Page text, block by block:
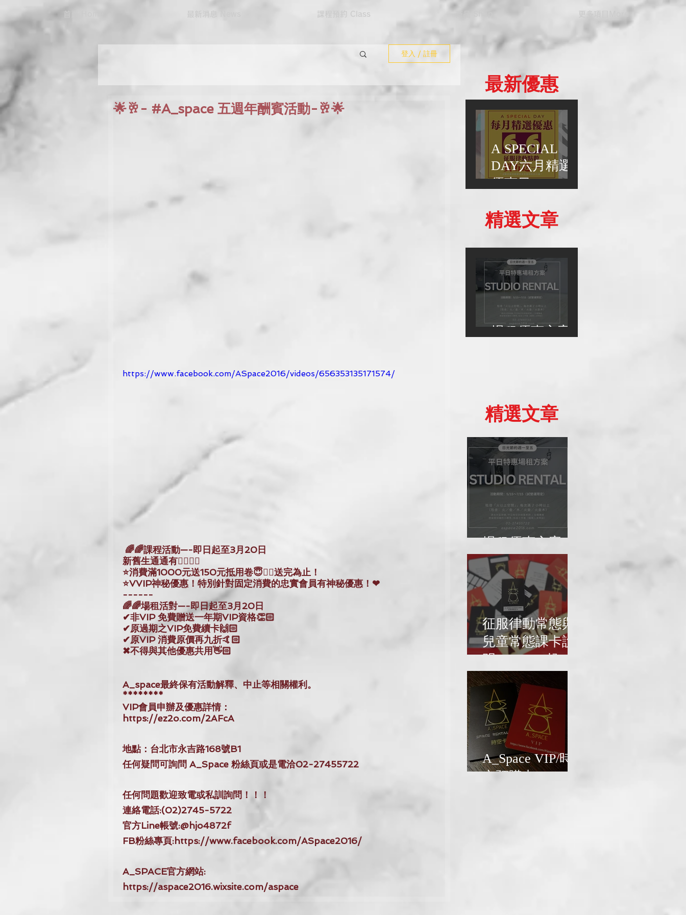
課程預約 Class
登入 / 註冊
🌟🥂- #A_space 五週年酬賓活動-🥂🌟
https://www.facebook.com/ASpace2016/videos/656353135171574/
🌈🌈課程活動—-即日起至3月20日
新舊生通通有👇🏻👇🏻
⭐消費滿1000元送150元抵用卷😇👈🏻送完為止！
⭐VVIP神秘優惠！特別針對固定消費的忠實會員有神秘優惠！❤
------
🌈🌈場租活對—-即日起至3月20日
✔非VIP 免費贈送一年期VIP資格👏🏻
✔原過期之VIP免費續卡🙌🏻
✔原VIP 消費原價再九折🤙🏻
✖不得與其他優惠共用👋🏻
A_space最終保有活動解釋、中止等相關權利。
********
VIP會員申辦及優惠詳情：
https://ez2o.com/2AFcA
地點：台北市永吉路168號B1
任何疑問可詢問 A_Space 粉絲頁或是電洽02-27455722
任何問題歡迎致電或私訓詢問！！！
連絡電話:(02)2745-5722
官方Line帳號:@hjo4872f
FB粉絲專頁:https://www.facebook.com/ASpace2016/
A_SPACE官方網站:
https://aspace2016.wixsite.com/aspace
​最新優惠
A SPECIAL
DAY六月精選
優惠日
精選文章
場租優惠方案
精選文章
場租優惠方案
征服律動常態與
兒童常態課卡說
明（2024/4起）
A_Space VIP/時
空預購卡